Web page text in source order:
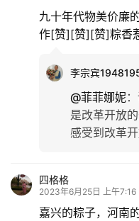
九十年代物美价廉
作[赞][赞][赞]粽香
李宗宾
@菲菲娜妮：
是改革开放
感受到改革
四格格
2023年6月25日 上午7:16
嘉兴的粽子，河南